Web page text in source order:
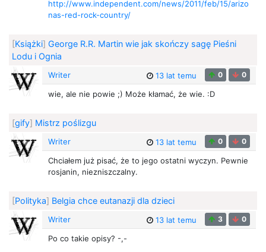
http://www.independent.com/news/2011/feb/15/arizo
nas-red-rock-country/
[Książki] George R.R. Martin wie jak skończy sagę Pieśni
Lodu i Ognia
Writer 13 lat temu 0 0
wie, ale nie powie ;) Może kłamać, że wie. :D
[gify] Mistrz poślizgu
Writer 13 lat temu 0 0
Chciałem już pisać, że to jego ostatni wyczyn. Pewnie
rosjanin, niezniszczalny.
[Polityka] Belgia chce eutanazji dla dzieci
Writer 13 lat temu 3 0
Po co takie opisy? -,-